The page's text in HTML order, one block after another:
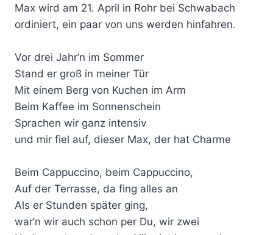
Max wird am 21. April in Rohr bei Schwabach
ordiniert, ein paar von uns werden hinfahren.
Vor drei Jahr’n im Sommer
Stand er groß in meiner Tür
Mit einem Berg von Kuchen im Arm
Beim Kaffee im Sonnenschein
Sprachen wir ganz intensiv
und mir fiel auf, dieser Max, der hat Charme
Beim Cappuccino, beim Cappuccino,
Auf der Terrasse, da fing alles an
Als er Stunden später ging,
war’n wir auch schon per Du, wir zwei